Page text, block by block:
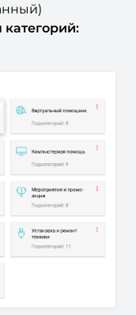
категорий: